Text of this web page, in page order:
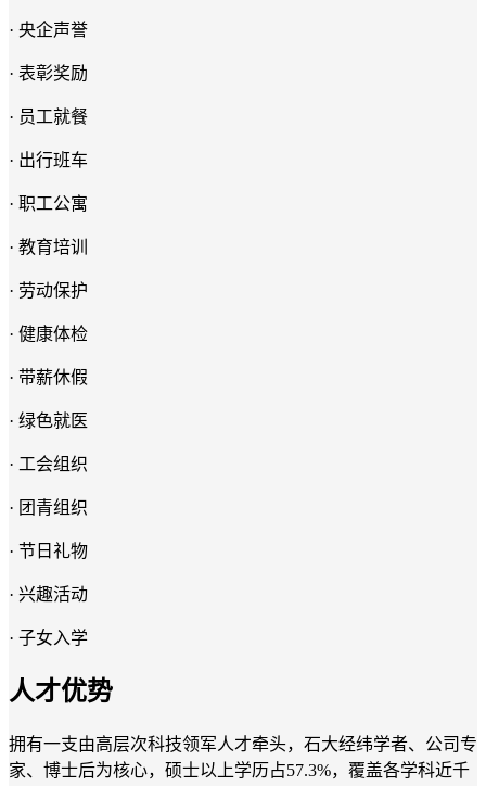
· 央企声誉
· 表彰奖励
· 员工就餐
· 出行班车
· 职工公寓
· 教育培训
· 劳动保护
· 健康体检
· 带薪休假
· 绿色就医
· 工会组织
· 团青组织
· 节日礼物
· 兴趣活动
· 子女入学
人才优势
拥有一支由高层次科技领军人才牵头，石大经纬学者、公司专
家、博士后为核心，硕士以上学历占57.3%，覆盖各学科近千